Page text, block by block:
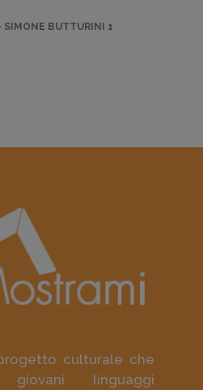
SIMONE BUTTURINI 1
culturale che
linguaggi